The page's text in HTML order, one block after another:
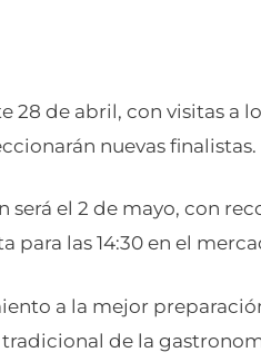
28 de abril, con visitas a
nuevas finalistas.
será el 2 de mayo, con
para las 14:30 en el
a la mejor
de la